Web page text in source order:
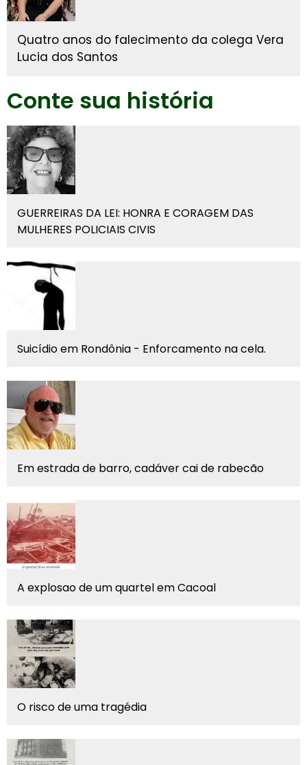
Quatro anos do falecimento da colega Vera
Lucia dos Santos
Conte sua história
GUERREIRAS DA LEI: HONRA E CORAGEM DAS
MULHERES POLICIAIS CIVIS
Suicídio em Rondônia - Enforcamento na cela.
Em estrada de barro, cadáver cai de rabecão
A explosao de um quartel em Cacoal
O risco de uma tragédia